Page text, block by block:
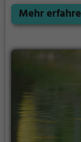
bietet
Mehr